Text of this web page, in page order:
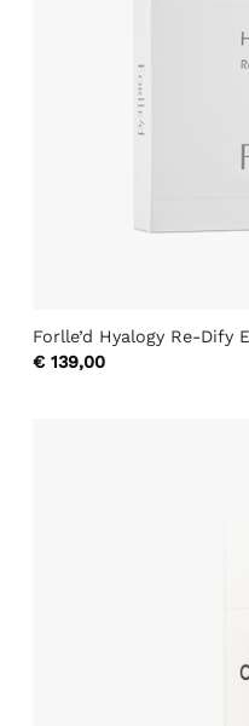
Forlle’d Hyalogy Re-Dify
€139,00